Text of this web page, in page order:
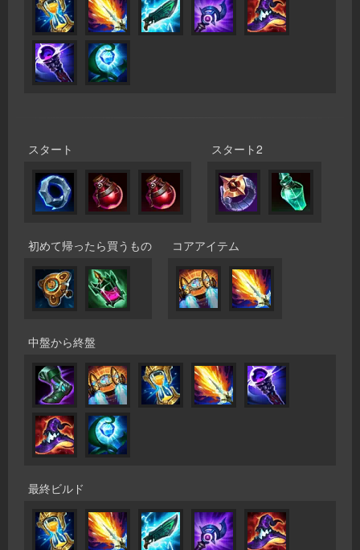
スタート スタート2
初めて帰ったら買うもの コアアイテム
中盤から終盤
最終ビルド